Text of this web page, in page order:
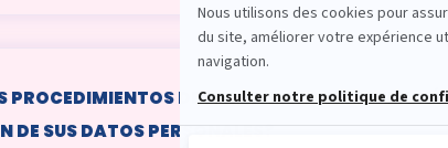
PROCEDIMIENTOS DE SEGURIDAD Y DE
DE SUS DATOS PERSONALES?